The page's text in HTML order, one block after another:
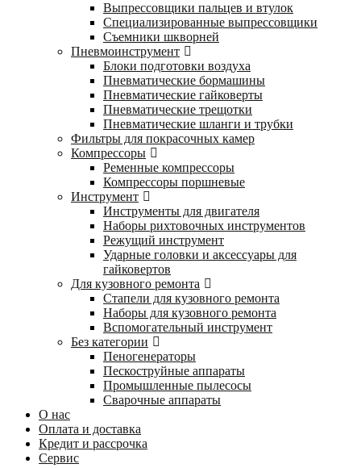
Выпрессовщики пальцев и втулок
Специализированные выпрессовщики
Cъемники шкворней
Пневмоинструмент
Блоки подготовки воздуха
Пневматические бормашины
Пневматические гайковерты
Пневматические трещотки
Пневматические шланги и трубки
Фильтры для покрасочных камер
Компрессоры
Ременные компрессоры
Компрессоры поршневые
Инструмент
Инструменты для двигателя
Наборы рихтовочных инструментов
Режущий инструмент
Ударные головки и аксессуары для
гайковертов
Для кузовного ремонта
Стапели для кузовного ремонта
Наборы для кузовного ремонта
Вспомогательный инструмент
Без категории
Пеногенераторы
Пескоструйные аппараты
Промышленные пылесосы
Сварочные аппараты
О нас
Оплата и доставка
Кредит и рассрочка
Сервис